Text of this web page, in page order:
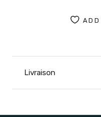
Livraison